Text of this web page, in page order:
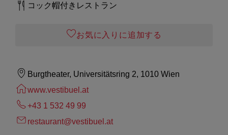
コック帽付きレストラン
お気に入りに追加する
Burgtheater, Universitätsring 2, 1010 Wien
www.vestibuel.at
+43 1 532 49 99
restaurant@vestibuel.at